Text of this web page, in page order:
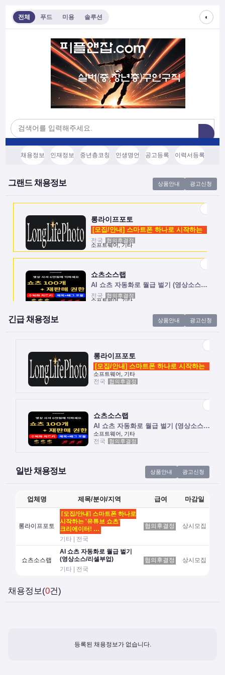
전체 푸드 미용 솔루션 ◐
채용정보 인재정보 중년층코칭 인생명언 공고등록 이력서등록
그랜드 채용정보 상품안내 광고신청
롱라이프포토
[모집/안내] 스마트폰 하나로 시작하는 …
전국
롱라이프포토
[모집/안내] 스마트폰 하나로 시작하는 …
소프트웨어, 기타
전국 협의후결정
쇼츠소스랩
AI 쇼츠 자동화로 월급 벌기 (영상소스…
소프트웨어, 기타
전국 협의후결정
[모집/안내] 스마트폰 하나로 시작하는 …
소프트웨어, 기타
쇼츠소스랩
긴급 채용정보 상품안내 광고신청
롱라이프포토
[모집/안내] 스마트폰 하나로 시작하는 …
소프트웨어, 기타
전국
협의후결정
쇼츠소스랩
AI 쇼츠 자동화로 월급 벌기 (영상소스…
소프트웨어, 기타
전국
협의후결정
일반 채용정보 상품안내 광고신청
업체명 제목/분야/지역 급여 마감일
롱라이프포토
[모집/안내] 스마트폰 하나로
시작하는 '유튜브 쇼츠'
크리에이터! …
기타 | 전국
협의후결정 상시모집
쇼츠소스랩
AI 쇼츠 자동화로 월급 벌기
(영상소스/리셀부업)
기타 | 전국
협의후결정 상시모집
채용정보(0건)
등록된 채용정보가 없습니다.